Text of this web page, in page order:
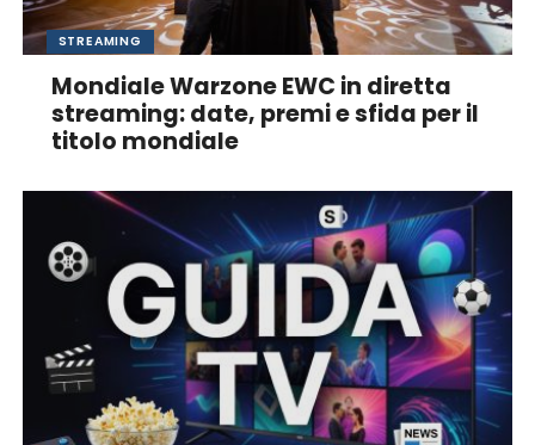
STREAMING
Mondiale Warzone EWC in diretta
streaming: date, premi e sfida per il
titolo mondiale